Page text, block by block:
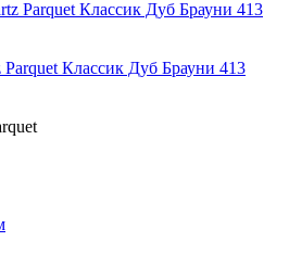
Классик Дуб Брауни 413